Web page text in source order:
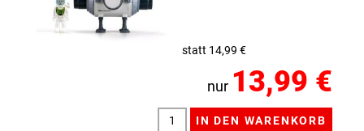
statt 14,99 €
nur 13,99 €